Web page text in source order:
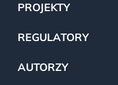
PROJEKTY
REGULATORY
AUTORZY